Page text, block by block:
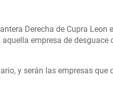
Derecha de Cupra Leon
empresa de
y serán las empresas que